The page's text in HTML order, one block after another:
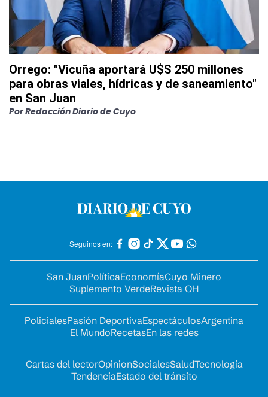
Orrego: "Vicuña aportará U$S 250 millones
para obras viales, hídricas y de saneamiento"
en San Juan
PorRedacción Diario de Cuyo
Seguinos en:
San JuanPolíticaEconomíaCuyo Minero
Suplemento VerdeRevista OH
PolicialesPasión DeportivaEspectáculosArgentina
El MundoRecetasEn las redes
Cartas del lectorOpinionSocialesSaludTecnología
TendenciaEstado del tránsito